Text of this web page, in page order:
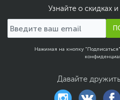
Узнайте о скидках
Нажимая на кнопку
Давайте